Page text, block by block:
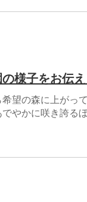
様子をお伝え
望の森に上がっ
やかに咲き誇る